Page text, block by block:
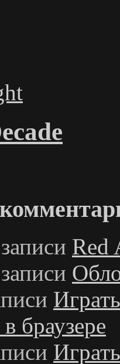
Red
браузере